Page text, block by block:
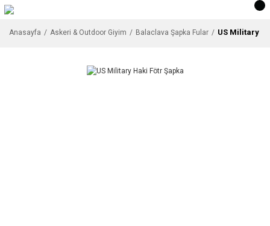
Anasayfa Askeri & Outdoor Giyim Balaclava Şapka Fular US Military